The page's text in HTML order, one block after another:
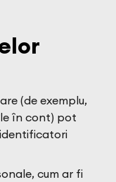
(de exemplu,
în cont) pot
identificatori
cum ar fi